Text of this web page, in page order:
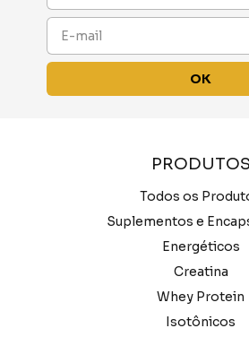
PRODUTOS
Todos os
Suplementos e
Energéticos
Creatina
Whey Protein
Isotônicos